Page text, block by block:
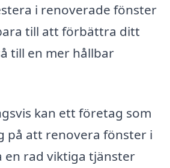
i renoverade fönster
till att förbättra ditt
till en mer hållbar
kan ett företag som
på att renovera fönster i
en rad viktiga tjänster